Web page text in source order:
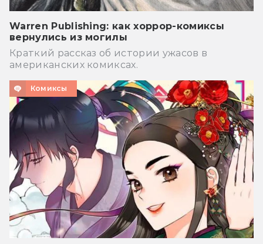
Warren Publishing: как хоррор-комиксы
вернулись из могилы
Краткий рассказ об истории ужасов в
американских комиксах.
Комиксы